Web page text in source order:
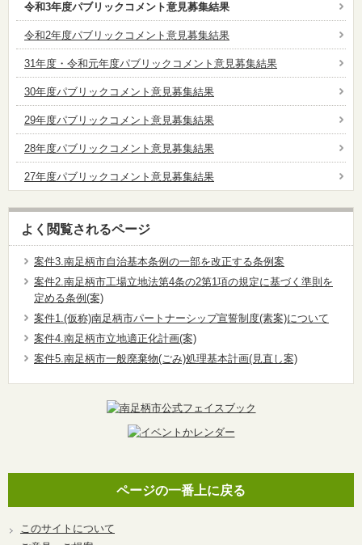
令和3年度パブリックコメント意見募集結果
令和2年度パブリックコメント意見募集結果
31年度・令和元年度パブリックコメント意見募集結果
30年度パブリックコメント意見募集結果
29年度パブリックコメント意見募集結果
28年度パブリックコメント意見募集結果
27年度パブリックコメント意見募集結果
よく閲覧されるページ
案件3.南足柄市自治基本条例の一部を改正する条例案
案件2.南足柄市工場立地法第4条の2第1項の規定に基づく準則を
定める条例(案)
案件1.(仮称)南足柄市パートナーシップ宣誓制度(素案)について
案件4.南足柄市立地適正化計画(案)
案件5.南足柄市一般廃棄物(ごみ)処理基本計画(見直し案)
ページの一番上に戻る
このサイトについて